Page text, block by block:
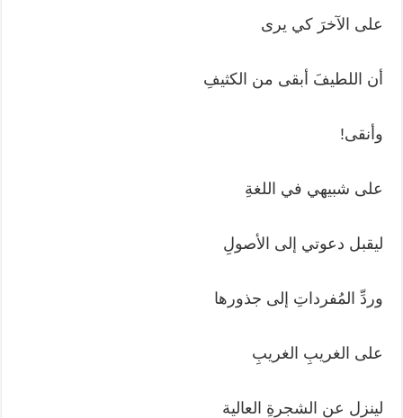
على الآخرَ كي يرى
أن اللطيفَ أبقى من الكثيفِ
وأنقى!
على شبيهي في اللغةِ
ليقبل دعوتي إلى الأصولِ
وردِّ المُفرداتِ إلى جذورها
على الغريبِ الغريبِ
لينزل عن الشجرةِ العالية